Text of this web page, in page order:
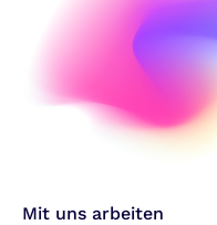
Mit uns arbeiten